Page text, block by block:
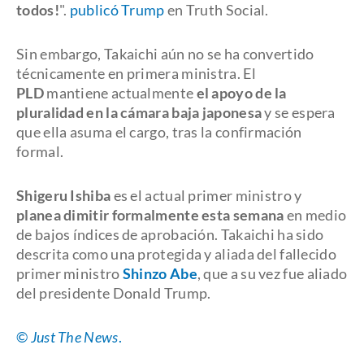
todos!". publicó Trumpen Truth Social.
Sin embargo, Takaichi aún no se ha convertido
técnicamente en primera ministra. El
PLDmantiene actualmenteel apoyo de la
pluralidad en la cámara baja japonesay se espera
que ella asuma el cargo, tras la confirmación
formal.
Shigeru Ishibaes el actual primer ministro y
planea dimitir formalmente esta semanaen medio
de bajos índices de aprobación. Takaichi ha sido
descrita como una protegida y aliada del fallecido
primer ministroShinzo Abe, que a su vez fue aliado
del presidente Donald Trump.
©Just The News.